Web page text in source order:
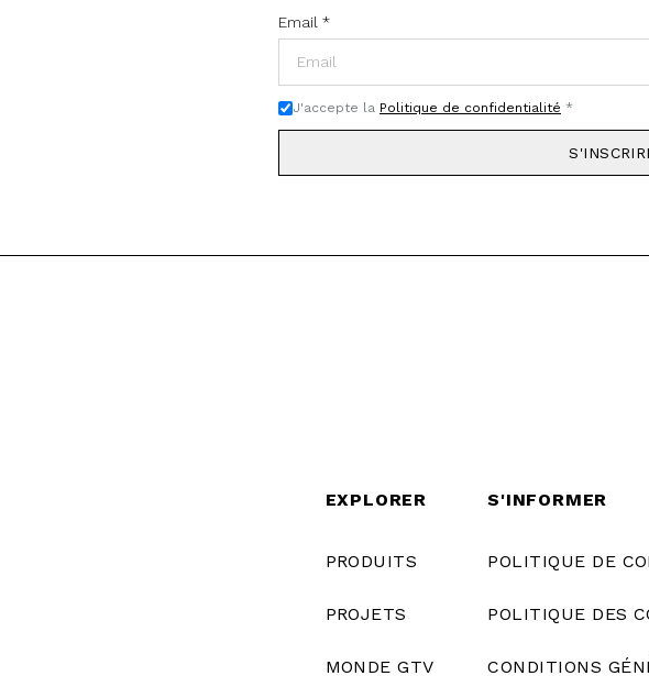
Email *
J'accepte la Politique de confidentialité *
EXPLORER
PRODUITS
PROJETS
MONDE GTV
S'INFORMER
POLITIQUE DE
POLITIQUE DES
CONDITIONS